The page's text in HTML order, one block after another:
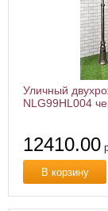
Уличный
NLG99HL004
12410.00
В корзину